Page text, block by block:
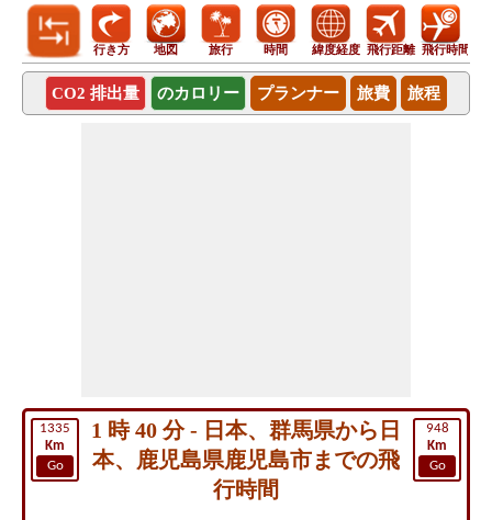
行き方 地図 旅行 時間 緯度経度 飛行距離 飛行時間
CO2 排出量 のカロリー プランナー 旅費 旅程
1335
Km
Go
948
Km
Go
1 時 40 分 - 日本、群馬県から日
本、鹿児島県鹿児島市までの飛
行時間